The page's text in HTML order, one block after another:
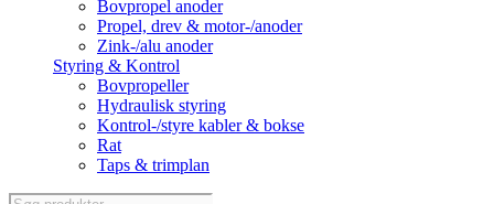
Bovpropel anoder
Propel, drev & motor-/anoder
Zink-/alu anoder
Styring & Kontrol
Bovpropeller
Hydraulisk styring
Kontrol-/styre kabler & bokse
Rat
Taps & trimplan